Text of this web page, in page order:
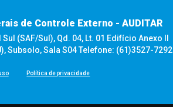
de Controle Externo - AUDITAR
(SAF/Sul), Qd. 04, Lt. 01 Edifício Anexo II
Subsolo, Sala S04 Telefone: (61)3527-7292
Política de privacidade